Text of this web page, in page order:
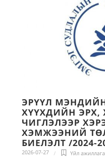
ЭРҮҮЛ
ХҮҮХДИЙН ЭРХ,
ЧИГЛЭЛЭЭР
ХЭМЖЭЭНИЙ
БИЕЛЭЛТ /2024-
2026-07-27 Үйл